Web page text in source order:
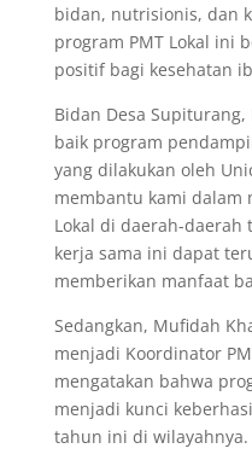
bidan, nutrisionis, dan
program PMT Lokal ini
positif bagi kesehatan
Bidan Desa
baik program
yang dilakukan oleh
membantu kami dalam
Lokal di daerah-
kerja sama ini dapat
memberikan manfaat
Sedangkan, Mufidah
menjadi Koordinator
mengatakan bahwa
menjadi kunci
tahun ini di wilayahnya.